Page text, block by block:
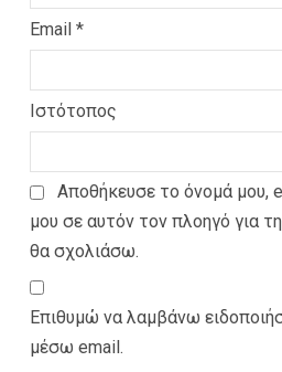
Email *
Ιστότοπος
Αποθήκευσε το όνομά μου,
μου σε αυτόν τον πλοηγό για
θα σχολιάσω.
Επιθυμώ να λαμβάνω
μέσω email.